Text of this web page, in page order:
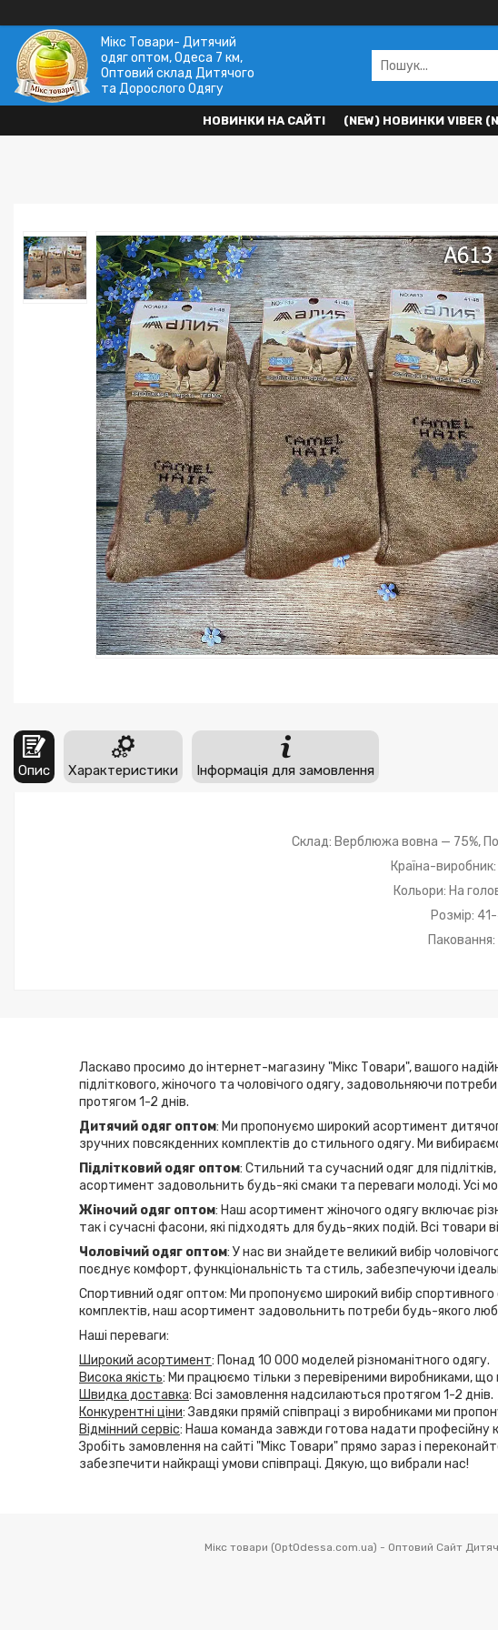
Мікс Товари- Дитячий
одяг оптом, Одеса 7 км,
Оптовий склад Дитячого
та Дорослого Одягу
НОВИНКИ НА САЙТІ (NEW) НОВИНКИ VIBER
Опис Характеристики Інформація для замовлення
Склад: Верблюжа вовна — 75%,
Країна-
Кольори: На
Розмір:
Ласкаво просимо до інтернет-магазину "Мікс Товари", вашого
підліткового, жіночого та чоловічого одягу, задовольняючи
протягом 1-2 днів.
Дитячий одяг оптом: Ми пропонуємо широкий асортимент
зручних повсякденних комплектів до стильного одягу. Ми
Підлітковий одяг оптом: Стильний та сучасний одяг для
асортимент задовольнить будь-які смаки та переваги молоді. Усі
Жіночий одяг оптом: Наш асортимент жіночого одягу включає
так і сучасні фасони, які підходять для будь-яких подій. Всі
Чоловічий одяг оптом: У нас ви знайдете великий вибір
поєднує комфорт, функціональність та стиль, забезпечуючи
Спортивний одяг оптом: Ми пропонуємо широкий вибір спортивного
комплектів, наш асортимент задовольнить потреби будь-якого
Наші переваги:
Широкий асортимент: Понад 10 000 моделей різноманітного одягу.
Висока якість: Ми працюємо тільки з перевіреними виробниками, що
Швидка доставка: Всі замовлення надсилаються протягом 1-2 днів.
Конкурентні ціни: Завдяки прямій співпраці з виробниками ми
Відмінний сервіс: Наша команда завжди готова надати професійну
Зробіть замовлення на сайті "Мікс Товари" прямо зараз і
забезпечити найкращі умови співпраці. Дякую, що вибрали нас!